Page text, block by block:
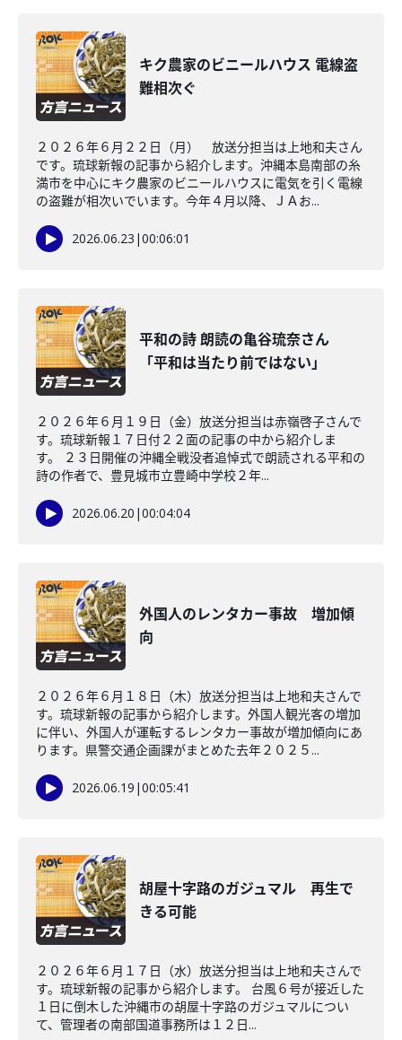
キク農家のビニールハウス 電線盗
難相次ぐ
２０２６年６月２２日（月） 放送分担当は上地和夫さん
です。琉球新報の記事から紹介します。沖縄本島南部の糸
満市を中心にキク農家のビニールハウスに電気を引く電線
の盗難が相次いでいます。今年４月以降、ＪＡお...
2026.06.23 |00:06:01
平和の詩 朗読の亀谷琉奈さん
「平和は当たり前ではない」
２０２６年６月１９日（金）放送分担当は赤嶺啓子さんで
す。琉球新報１７日付２２面の記事の中から紹介しま
す。 ２３日開催の沖縄全戦没者追悼式で朗読される平和の
詩の作者で、豊見城市立豊崎中学校２年...
2026.06.20 |00:04:04
外国人のレンタカー事故 増加傾
向
２０２６年６月１８日（木）放送分担当は上地和夫さんで
す。琉球新報の記事から紹介します。外国人観光客の増加
に伴い、外国人が運転するレンタカー事故が増加傾向にあ
ります。県警交通企画課がまとめた去年２０２５...
2026.06.19 |00:05:41
胡屋十字路のガジュマル 再生で
きる可能
２０２６年６月１７日（水）放送分担当は上地和夫さんで
す。琉球新報の記事から紹介します。 台風６号が接近した
１日に倒木した沖縄市の胡屋十字路のガジュマルについ
て、管理者の南部国道事務所は１２日...